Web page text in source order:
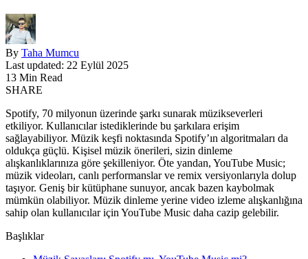
By Taha Mumcu
Last updated: 22 Eylül 2025
13 Min Read
SHARE
Spotify, 70 milyonun üzerinde şarkı sunarak müzikseverleri
etkiliyor. Kullanıcılar istediklerinde bu şarkılara erişim
sağlayabiliyor. Müzik keşfi noktasında Spotify’ın algoritmaları da
oldukça güçlü. Kişisel müzik önerileri, sizin dinleme
alışkanlıklarınıza göre şekilleniyor. Öte yandan, YouTube Music;
müzik videoları, canlı performanslar ve remix versiyonlarıyla dolup
taşıyor. Geniş bir kütüphane sunuyor, ancak bazen kaybolmak
mümkün olabiliyor. Müzik dinleme yerine video izleme alışkanlığına
sahip olan kullanıcılar için YouTube Music daha cazip gelebilir.
Başlıklar